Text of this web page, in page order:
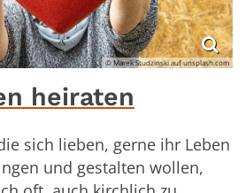
© Marek Studzinski auf unsplash.com
heiraten
sich lieben, gerne ihr Leben
und gestalten wollen,